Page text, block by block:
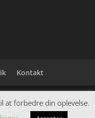
Kontakt
bredt udvalg af
og nogle
at forbedre din oplevelse.